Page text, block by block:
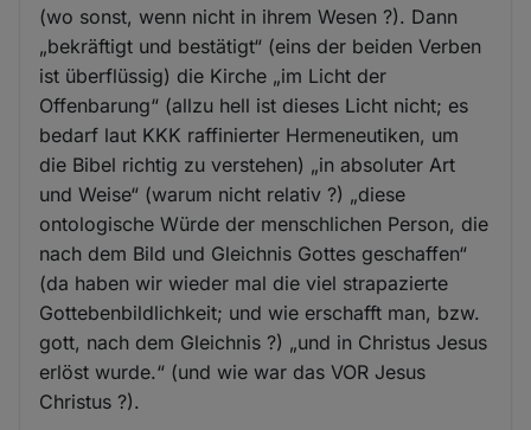
(wo sonst, wenn nicht in ihrem Wesen ?). Dann
„bekräftigt und bestätigt“ (eins der beiden Verben
ist überflüssig) die Kirche „im Licht der
Offenbarung“ (allzu hell ist dieses Licht nicht; es
bedarf laut KKK raffinierter Hermeneutiken, um
die Bibel richtig zu verstehen) „in absoluter Art
und Weise“ (warum nicht relativ ?) „diese
ontologische Würde der menschlichen Person, die
nach dem Bild und Gleichnis Gottes geschaffen“
(da haben wir wieder mal die viel strapazierte
Gottebenbildlichkeit; und wie erschafft man, bzw.
gott, nach dem Gleichnis ?) „und in Christus Jesus
erlöst wurde.“ (und wie war das VOR Jesus
Christus ?).